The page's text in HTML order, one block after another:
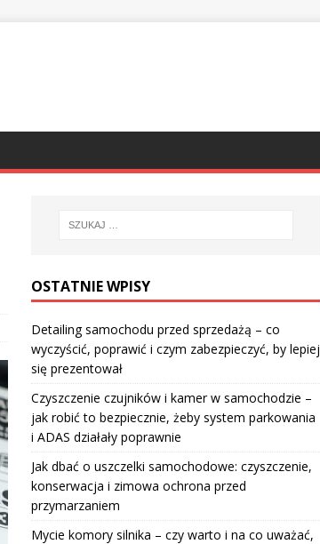
OSTATNIE WPISY
Detailing samochodu przed sprzedażą – co
wyczyścić, poprawić i czym zabezpieczyć, by lepiej
się prezentował
Czyszczenie czujników i kamer w samochodzie –
jak robić to bezpiecznie, żeby system parkowania
i ADAS działały poprawnie
Jak dbać o uszczelki samochodowe: czyszczenie,
konserwacja i zimowa ochrona przed
przymarzaniem
Mycie komory silnika – czy warto i na co uważać,